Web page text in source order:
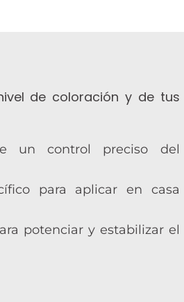
de coloración y de tus
un control preciso del
para aplicar en casa
potenciar y estabilizar el